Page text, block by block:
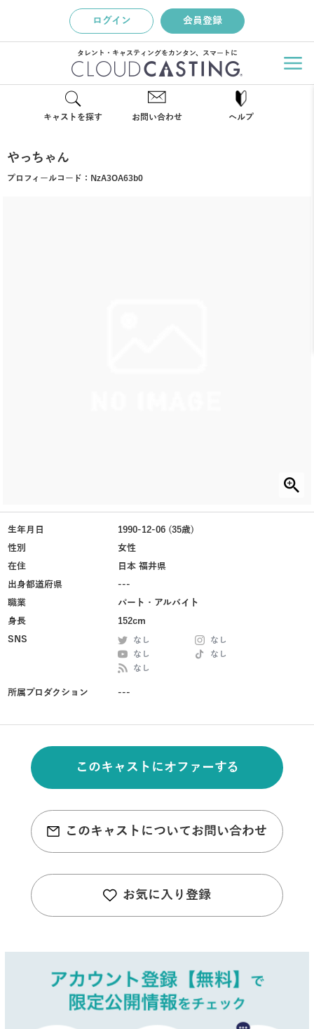
ログイン 会員登録
タレント・キャスティングをカンタン、スマートに
キャストを探す お問い合わせ ヘルプ
やっちゃん
プロフィールコード： NzA3OA63b0
生年月日
1990-12-06 (35歳)
性別
女性
在住
日本 福井県
出身都道府県
---
職業
パート・アルバイト
身長
152cm
SNS
なし
なし
なし
なし
なし
所属プロダクション ---
このキャストにオファーする
このキャストについてお問い合わせ
お気に入り登録